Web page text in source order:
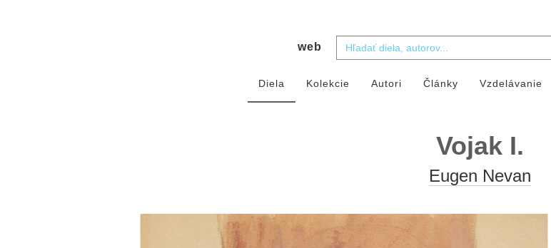
web
Diela Kolekcie Autori Články Vzdelávanie
Vojak I.
Eugen Nevan